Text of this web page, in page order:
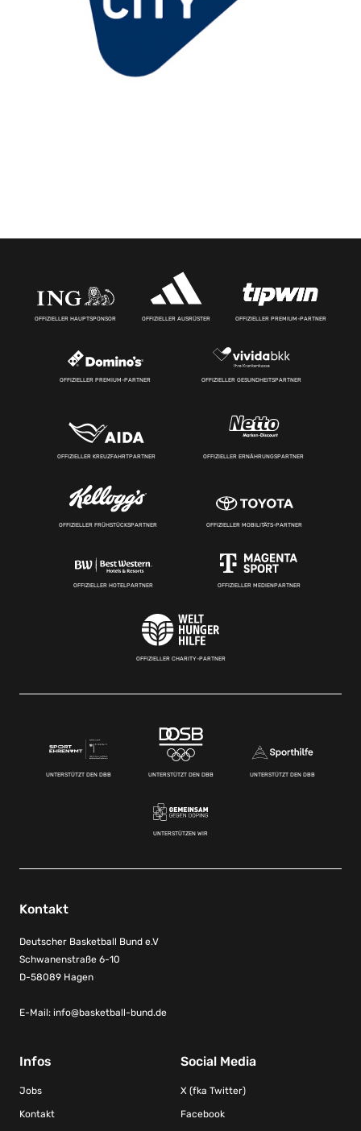
OFFIZIELLER HAUPTSPONSOR OFFIZIELLER AUSRÜSTER OFFIZIELLER PREMIUM-PARTNER
OFFIZIELLER PREMIUM-PARTNER OFFIZIELLER GESUNDHEITSPARTNER
OFFIZIELLER KREUZFAHRTPARTNER OFFIZIELLER ERNÄHRUNGSPARTNER
OFFIZIELLER FRÜHSTÜCKSPARTNER OFFIZIELLER MOBILITÄTS-PARTNER
OFFIZIELLER HOTELPARTNER OFFIZIELLER MEDIENPARTNER
OFFIZIELLER CHARITY-PARTNER
UNTERSTÜTZT DEN DBB UNTERSTÜTZT DEN DBB UNTERSTÜTZT DEN DBB
UNTERSTÜTZEN WIR
Kontakt
Deutscher Basketball Bund e.V
Schwanenstraße 6-10
D-58089 Hagen
E-Mail: info@basketball-bund.de
Infos
Jobs
Kontakt
Social Media
X (fka Twitter)
Facebook